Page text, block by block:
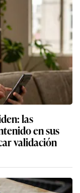
las
en sus
validación